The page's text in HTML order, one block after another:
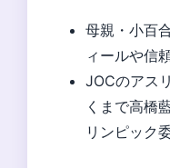
母親・小百
ィールや信
JOCのアス
くまで高橋
リンピック